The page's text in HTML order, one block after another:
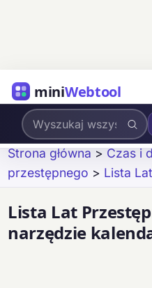
miniWebtool
Strona główna > Czas i
przestępnego > Lista
Lista Lat
narzędzie